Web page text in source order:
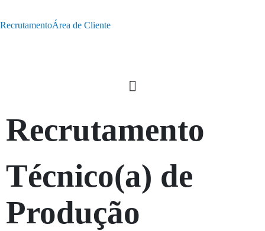
RecrutamentoÁrea de Cliente
Recrutamento
Técnico(a) de
Produção